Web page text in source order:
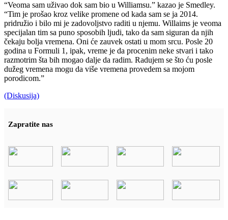
“Veoma sam uživao dok sam bio u Williamsu.” kazao je Smedley.
“Tim je prošao kroz velike promene od kada sam se ja 2014.
pridružio i bilo mi je zadovoljstvo raditi u njemu. Willaims je veoma
specijalan tim sa puno sposobih ljudi, tako da sam siguran da njih
čekaju bolja vremena. Oni će zauvek ostati u mom srcu. Posle 20
godina u Formuli 1, ipak, vreme je da procenim neke stvari i tako
razmotrim šta bih mogao dalje da radim. Radujem se što ću posle
dužeg vremena mogu da više vremena provedem sa mojom
porodicom.”
(Diskusija)
Zapratite nas